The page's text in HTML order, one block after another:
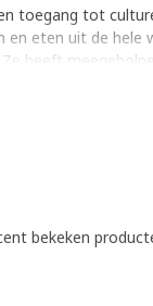
toegang tot
en eten uit de hele
heeft
'Ze willen
zijn ontworpen
Neem
bekeken